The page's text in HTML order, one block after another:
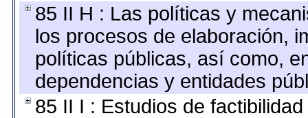
85 II H : Las políticas y
los procesos de elaboración,
políticas públicas, así como,
dependencias y entidades
85 II I : Estudios de